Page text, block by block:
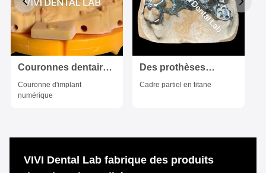
Couronnes dentaires
numériques
esthétiques
Couronne d'implant
numérique
Des prothèses
partielles en titane
Cadre partiel en titane
VIVI Dental Lab fabrique des produits